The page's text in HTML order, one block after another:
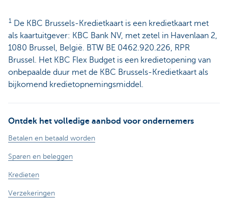
1 De KBC Brussels-Kredietkaart is een kredietkaart met
als kaartuitgever: KBC Bank NV, met zetel in Havenlaan 2,
1080 Brussel, België. BTW BE 0462.920.226, RPR
Brussel. Het KBC Flex Budget is een kredietopening van
onbepaalde duur met de KBC Brussels-Kredietkaart als
bijkomend kredietopnemingsmiddel.
Ontdek het volledige aanbod voor ondernemers
Betalen en betaald worden
Sparen en beleggen
Kredieten
Verzekeringen